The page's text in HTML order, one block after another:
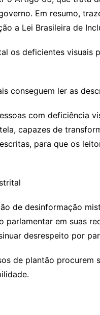
Em resumo,
a Lei Brasileira de
os deficientes visuais
conseguem ler as
com deficiência
capazes de
para que os
de desinformação
parlamentar em suas
desrespeito por
de plantão